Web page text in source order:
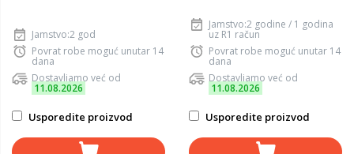
Jamstvo:2 god
Povrat robe moguć unutar 14
dana
Dostavljamo već od
11.08.2026
Usporedite proizvod
Jamstvo:2 godine / 1 godina
uz R1 račun
Povrat robe moguć unutar 14
dana
Dostavljamo već od
11.08.2026
Usporedite proizvod